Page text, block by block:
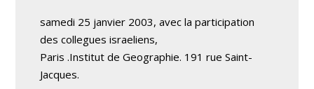
samedi 25 janvier 2003, avec la participation
des collegues israeliens,
Paris .Institut de Geographie. 191 rue Saint-
Jacques.